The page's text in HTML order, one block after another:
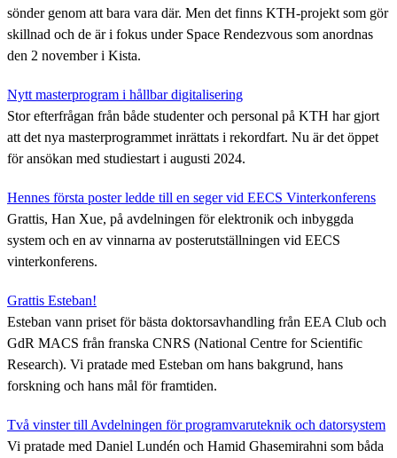
sönder genom att bara vara där. Men det finns KTH-projekt som gör
skillnad och de är i fokus under Space Rendezvous som anordnas
den 2 november i Kista.
Nytt masterprogram i hållbar digitalisering
Stor efterfrågan från både studenter och personal på KTH har gjort
att det nya masterprogrammet inrättats i rekordfart. Nu är det öppet
för ansökan med studiestart i augusti 2024.
Hennes första poster ledde till en seger vid EECS Vinterkonferens
Grattis, Han Xue, på avdelningen för elektronik och inbyggda
system och en av vinnarna av posterutställningen vid EECS
vinterkonferens.
Grattis Esteban!
Esteban vann priset för bästa doktorsavhandling från EEA Club och
GdR MACS från franska CNRS (National Centre for Scientific
Research). Vi pratade med Esteban om hans bakgrund, hans
forskning och hans mål för framtiden.
Två vinster till Avdelningen för programvaruteknik och datorsystem
Vi pratade med Daniel Lundén och Hamid Ghasemirahni som båda